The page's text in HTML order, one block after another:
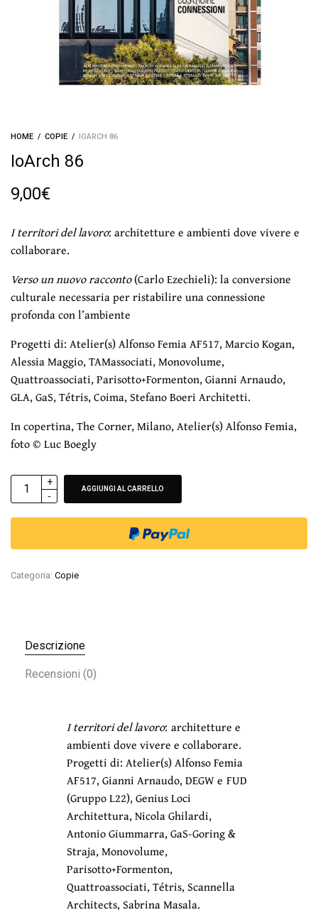
HOME / COPIE / IOARCH 86
IoArch 86
9,00€
I territori del lavoro: architetture e ambienti dove vivere e
collaborare.
Verso un nuovo racconto(Carlo Ezechieli): la conversione
culturale necessaria per ristabilire una connessione
profonda con l’ambiente
Progetti di: Atelier(s) Alfonso Femia AF517, Marcio Kogan,
Alessia Maggio, TAMassociati, Monovolume,
Quattroassociati, Parisotto+Formenton, Gianni Arnaudo,
GLA, GaS, Tétris, Coima, Stefano Boeri Architetti.
In copertina, The Corner, Milano, Atelier(s) Alfonso Femia,
foto © Luc Boegly
AGGIUNGI AL CARRELLO
Categoria: Copie
Descrizione
Recensioni (0)
I territori del lavoro: architetture e
ambienti dove vivere e collaborare.
Progetti di: Atelier(s) Alfonso Femia
AF517, Gianni Arnaudo, DEGW e FUD
(Gruppo L22), Genius Loci
Architettura, Nicola Ghilardi,
Antonio Giummarra, GaS-Goring &
Straja, Monovolume,
Parisotto+Formenton,
Quattroassociati, Tétris, Scannella
Architects, Sabrina Masala.